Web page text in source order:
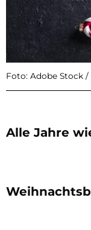
Foto: Adobe Stock
Alle Jahre